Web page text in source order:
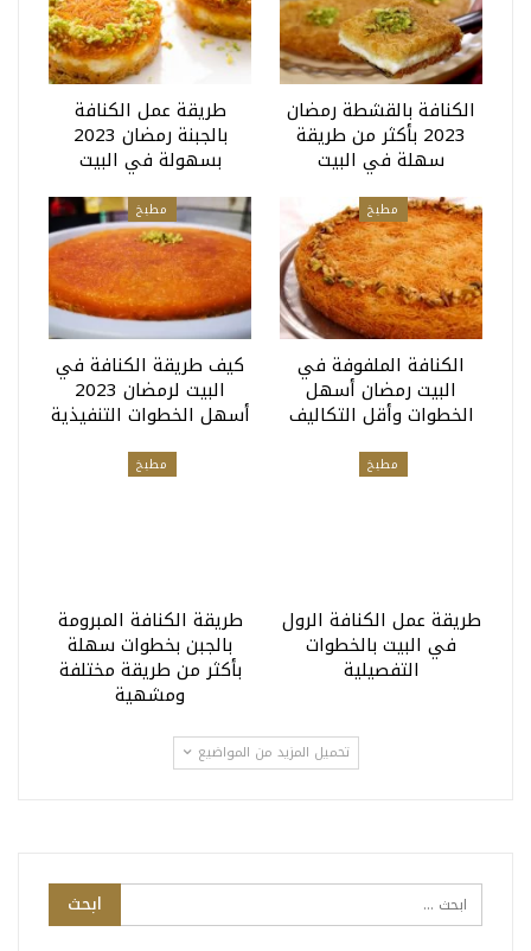
الكنافة بالقشطة رمضان
2023 بأكثر من طريقة
سهلة في البيت
طريقة عمل الكنافة
بالجبنة رمضان 2023
بسهولة في البيت
مطبخ
الكنافة الملفوفة في
البيت رمضان أسهل
الخطوات وأقل التكاليف
مطبخ
كيف طريقة الكنافة في
البيت لرمضان 2023
أسهل الخطوات التنفيذية
مطبخ
طريقة عمل الكنافة الرول
في البيت بالخطوات
التفصيلية
مطبخ
طريقة الكنافة المبرومة
بالجبن بخطوات سهلة
بأكثر من طريقة مختلفة
ومشهية
تحميل المزيد من المواضيع